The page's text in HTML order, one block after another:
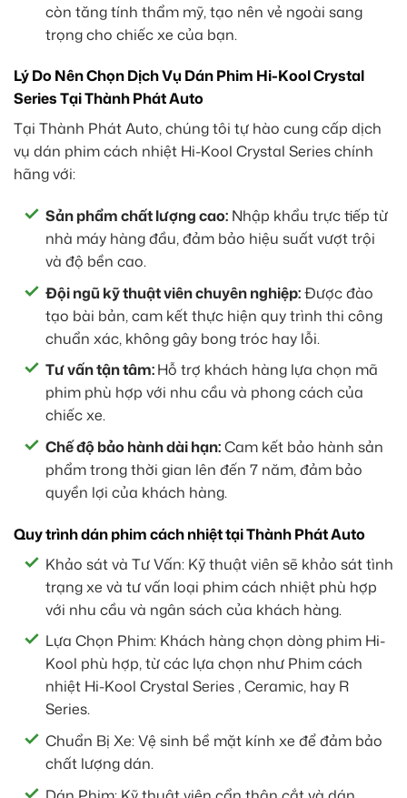
còn tăng tính thẩm mỹ, tạo nên vẻ ngoài sang
trọng cho chiếc xe của bạn.
Lý Do Nên Chọn Dịch Vụ Dán Phim Hi-Kool Crystal
Series Tại Thành Phát Auto
Tại Thành Phát Auto, chúng tôi tự hào cung cấp dịch
vụ dán phim cách nhiệt Hi-Kool Crystal Series chính
hãng với:
Sản phẩm chất lượng cao: Nhập khẩu trực tiếp từ
nhà máy hàng đầu, đảm bảo hiệu suất vượt trội
và độ bền cao.
Đội ngũ kỹ thuật viên chuyên nghiệp:Được đào
tạo bài bản, cam kết thực hiện quy trình thi công
chuẩn xác, không gây bong tróc hay lỗi.
Tư vấn tận tâm:Hỗ trợ khách hàng lựa chọn mã
phim phù hợp với nhu cầu và phong cách của
chiếc xe.
Chế độ bảo hành dài hạn:Cam kết bảo hành sản
phẩm trong thời gian lên đến 7 năm, đảm bảo
quyền lợi của khách hàng.
Quy trình dán phim cách nhiệt tại Thành Phát Auto
Khảo sát và Tư Vấn: Kỹ thuật viên sẽ khảo sát tình
trạng xe và tư vấn loại phim cách nhiệt phù hợp
với nhu cầu và ngân sách của khách hàng.
Lựa Chọn Phim: Khách hàng chọn dòng phim Hi-
Kool phù hợp, từ các lựa chọn như Phim cách
nhiệt Hi-Kool Crystal Series , Ceramic, hay R
Series.
Chuẩn Bị Xe: Vệ sinh bề mặt kính xe để đảm bảo
chất lượng dán.